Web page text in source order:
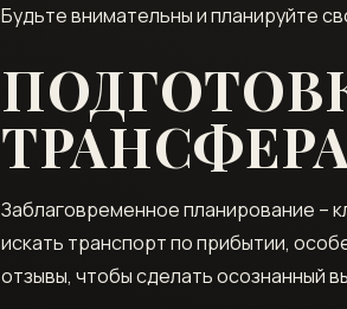
Будьте внимательны и планируйте
Заблаговременное планирование –
искать транспорт по прибытии,
отзывы, чтобы сделать осознанный